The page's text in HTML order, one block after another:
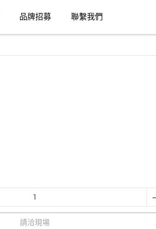
品牌招募 聯繫我們
請洽現場